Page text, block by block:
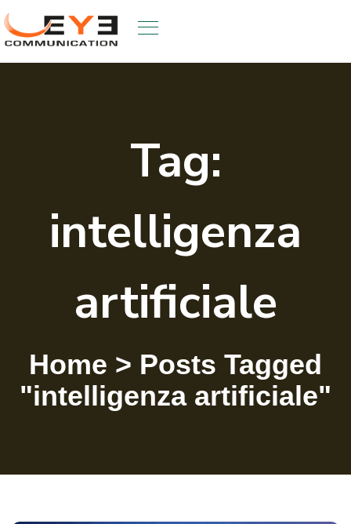
Skip
to
Tag:
intelligenza
artificiale
Home > Posts Tagged
"intelligenza artificiale"